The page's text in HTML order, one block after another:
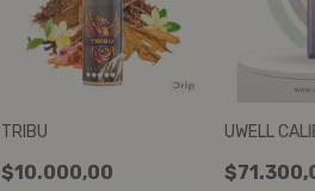
TRIBU
$10.000,00
UWELL